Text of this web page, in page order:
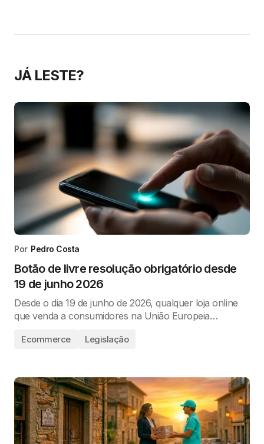
JÁ LESTE?
Por Pedro Costa
Botão de livre resolução obrigatório desde
19 de junho 2026
Desde o dia 19 de junho de 2026, qualquer loja online
que venda a consumidores na União Europeia…
Ecommerce Legislação